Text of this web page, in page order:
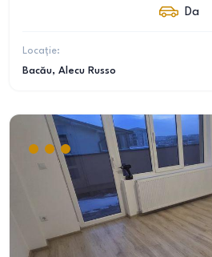
Da
Locație:
Bacău, Alecu Russo